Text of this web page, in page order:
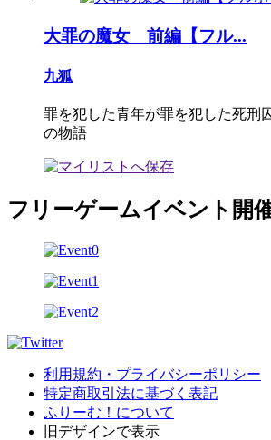
大罪の魔女 前編【フル...
九狐
罪を犯した青年が罪を犯した死刑
の物語
フリーゲームイベント開
利用規約・プライバシーポリシー
特定商取引法に基づく表記
ふりーむ！について
旧デザインで表示